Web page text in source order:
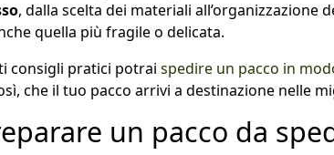
, dalla scelta dei materiali all’organizzazione
quella più fragile o delicata.
consigli pratici potrai spedire un pacco in
che il tuo pacco arrivi a destinazione nelle
un pacco da